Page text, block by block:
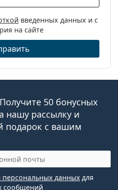
набор 100 мл с
Перед использованием
6
17 г
Ежемесячные
Торические
Силикон-
гидрогелевые
контактные линзы
Сферические и
асферические линзы
введенных данных и с
на сайте
50 бонусных
нашу рассылку и
подарок с вашим
персональных данных для
сообщений